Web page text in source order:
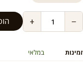
−
+
זמינות
במלאי